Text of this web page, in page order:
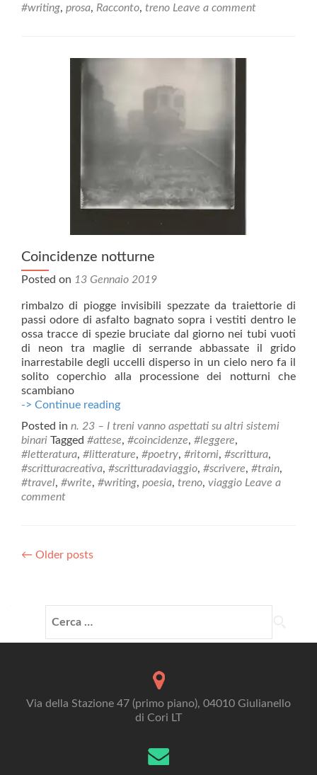
#writing, prosa, Racconto, treno Leave a comment
Coincidenze notturne
Posted on 13 Gennaio 2019
rimbalzo di piogge invisibili spezzate da traiettorie di
passi odore di asfalto bagnato sopra i vestiti dentro le
ossa tracce di spezie bruciate dal giorno nei tubi vuoti
di neon tra maglie di serrande abbassate il grido
inarrestabile degli uccelli disperso in un cielo nero fa il
solito coperchio alla processione dei notturni che
scambiano
-> Continue readingCoincidenze
Posted in n. 23 – I treni vanno aspettati su altri sistemi
binari Tagged #attese, #coincidenze, #leggere,
#letteratura, #litterature, #poetry, #ritorni, #scrittura,
#scritturacreativa, #scritturadaviaggio, #scrivere, #train,
#travel, #write, #writing, poesia, treno, viaggio Leave a
comment
Posts
← Older posts
per:
Via della Stazione 47 (primo piano), 04010 Giulianello
di Cori LT